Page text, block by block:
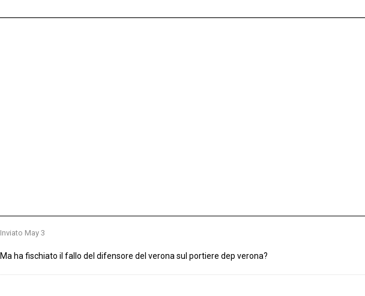
Inviato May 3
Ma ha fischiato il fallo del difensore del verona sul portiere dep verona?